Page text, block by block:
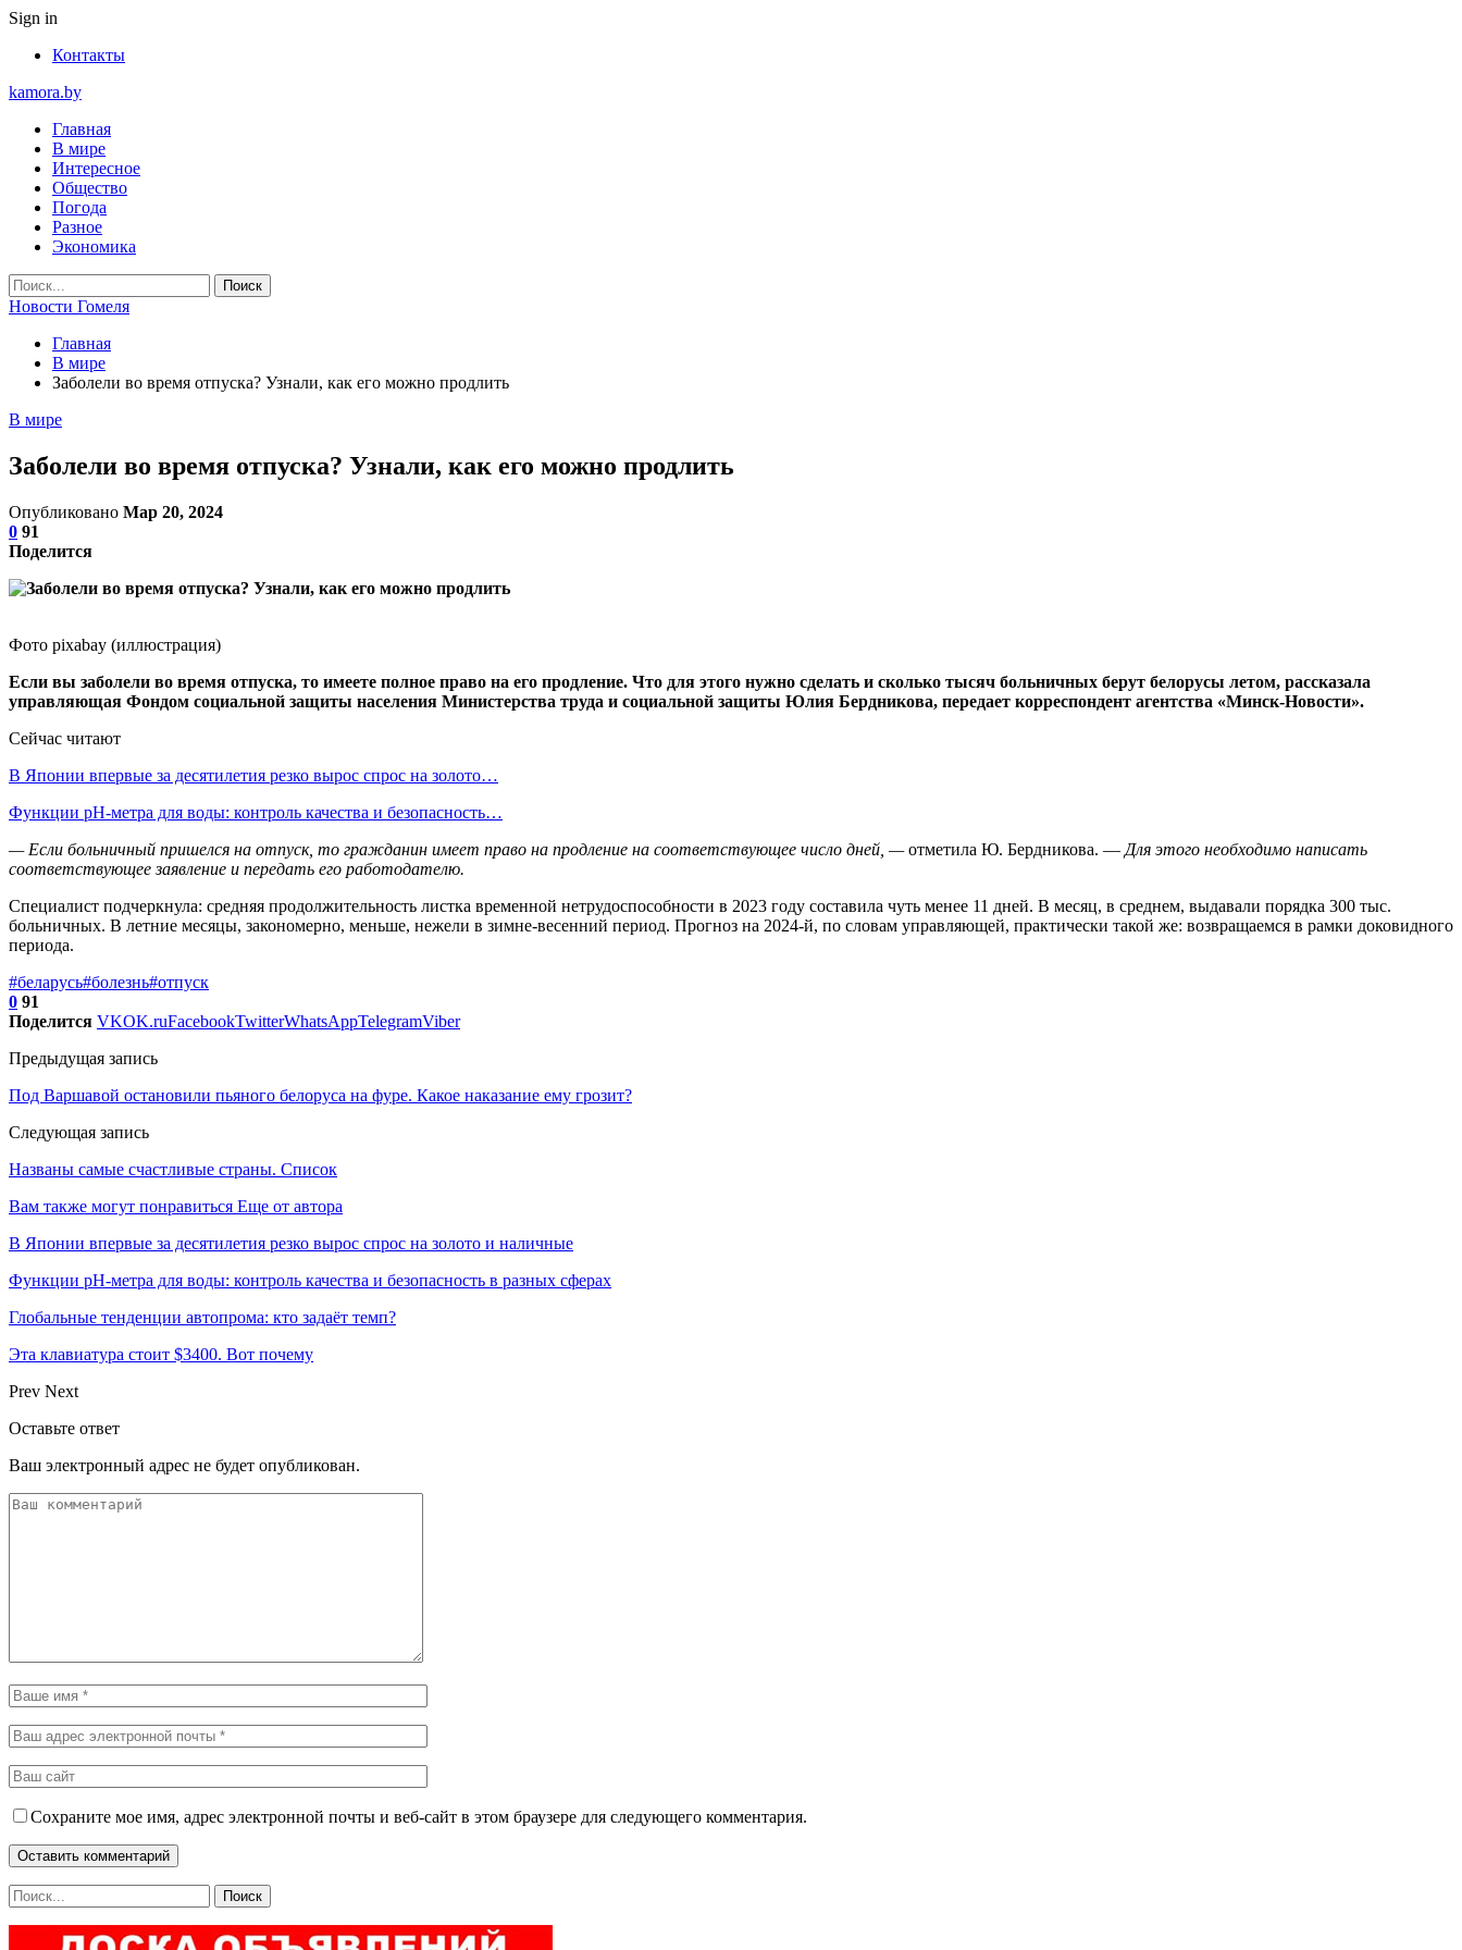
Sign in
Контакты
kamora.by
Главная
В мире
Интересное
Общество
Погода
Разное
Экономика
Новости Гомеля
Главная
В мире
Заболели во время отпуска? Узнали, как его можно продлить
В мире
Заболели во время отпуска? Узнали, как его можно продлить
Опубликовано Мар 20, 2024
0 91
Поделится
Фото pixabay (иллюстрация)
Если вы заболели во время отпуска, то имеете полное право на его продление. Что для этого нужно сделать и сколько тысяч больничных берут белорусы летом, рассказала
управляющая Фондом социальной защиты населения Министерства труда и социальной защиты Юлия Бердникова, передает корреспондент агентства «Минск-Новости».
Сейчас читают
В Японии впервые за десятилетия резко вырос спрос на золото…
Функции pH-метра для воды: контроль качества и безопасность…
— Если больничный пришелся на отпуск, то гражданин имеет право на продление на соответствующее число дней, —отметила Ю. Бердникова. — Для этого необходимо написать
соответствующее заявление и передать его работодателю.
Специалист подчеркнула: средняя продолжительность листка временной нетрудоспособности в 2023 году составила чуть менее 11 дней. В месяц, в среднем, выдавали порядка 300 тыс.
больничных. В летние месяцы, закономерно, меньше, нежели в зимне-весенний период. Прогноз на 2024-й, по словам управляющей, практически такой же: возвращаемся в рамки доковидного
периода.
#беларусь#болезнь#отпуск
0 91
Поделится VKOK.ruFacebookTwitterWhatsAppTelegramViber
Предыдущая запись
Под Варшавой остановили пьяного белоруса на фуре. Какое наказание ему грозит?
Следующая запись
Названы самые счастливые страны. Список
Вам также могут понравиться Еще от автора
В Японии впервые за десятилетия резко вырос спрос на золото и наличные
Функции pH-метра для воды: контроль качества и безопасность в разных сферах
Глобальные тенденции автопрома: кто задаёт темп?
Эта клавиатура стоит $3400. Вот почему
Prev Next
Оставьте ответ
Ваш электронный адрес не будет опубликован.
Сохраните мое имя, адрес электронной почты и веб-сайт в этом браузере для следующего комментария.